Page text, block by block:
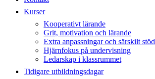
Kurser
Kooperativt lärande
Grit, motivation och lärande
Extra anpassningar och särskilt stöd
Hjärnfokus på undervisning
Ledarskap i klassrummet
Tidigare utbildningsdagar